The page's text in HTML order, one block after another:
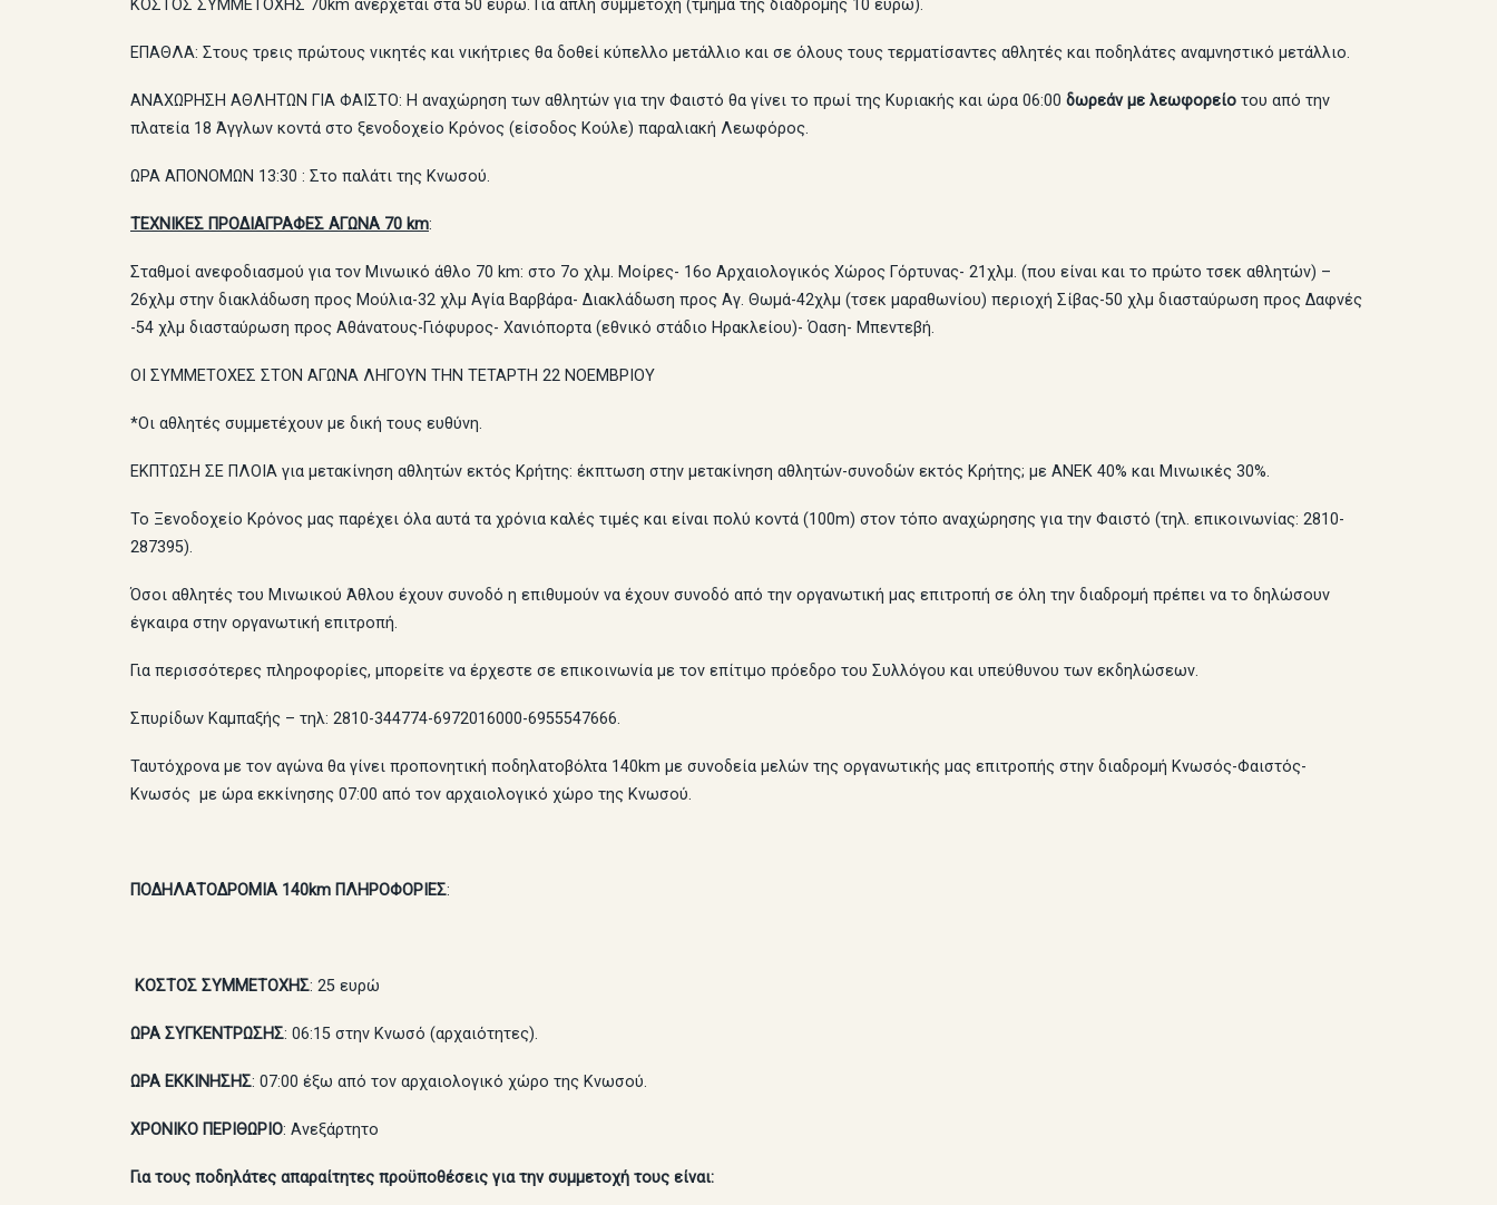
ΚΟΣΤΟΣ ΣΥΜΜΕΤΟΧΗΣ 70km ανέρχεται στα 50 ευρώ. Για απλή συμμετοχή (τμήμα της διαδρομής 10 ευρώ).
ΕΠΑΘΛΑ: Στους τρεις πρώτους νικητές και νικήτριες θα δοθεί κύπελλο μετάλλιο και σε όλους τους τερματίσαντες αθλητές και ποδηλάτες αναμνηστικό μετάλλιο.
ΑΝΑΧΩΡΗΣΗ ΑΘΛΗΤΩΝ ΓΙΑ ΦΑΙΣΤΟ: Η αναχώρηση των αθλητών για την Φαιστό θα γίνει το πρωί της Κυριακής και ώρα 06:00 δωρεάν με λεωφορείο του από την
πλατεία 18 Άγγλων κοντά στο ξενοδοχείο Κρόνος (είσοδος Κούλε) παραλιακή Λεωφόρος.
ΩΡΑ ΑΠΟΝΟΜΩΝ 13:30 : Στο παλάτι της Κνωσού.
ΤΕΧΝΙΚΕΣ ΠΡΟΔΙΑΓΡΑΦΕΣ ΑΓΩΝΑ 70 km:
Σταθμοί ανεφοδιασμού για τον Μινωικό άθλο 70 km: στο 7ο χλμ. Μοίρες- 16ο Αρχαιολογικός Χώρος Γόρτυνας- 21χλμ. (που είναι και το πρώτο τσεκ αθλητών) –
26χλμ στην διακλάδωση προς Μούλια-32 χλμ Αγία Βαρβάρα- Διακλάδωση προς Αγ. Θωμά-42χλμ (τσεκ μαραθωνίου) περιοχή Σίβας-50 χλμ διασταύρωση προς Δαφνές
-54 χλμ διασταύρωση προς Αθάνατους-Γιόφυρος- Χανιόπορτα (εθνικό στάδιο Ηρακλείου)- Όαση- Μπεντεβή.
ΟΙ ΣΥΜΜΕΤΟΧΕΣ ΣΤΟΝ ΑΓΩΝΑ ΛΗΓΟΥΝ ΤΗΝ ΤΕΤΑΡΤΗ 22 ΝΟΕΜΒΡΙΟΥ
*Οι αθλητές συμμετέχουν με δική τους ευθύνη.
ΕΚΠΤΩΣΗ ΣΕ ΠΛΟΙΑ για μετακίνηση αθλητών εκτός Κρήτης: έκπτωση στην μετακίνηση αθλητών-συνοδών εκτός Κρήτης; με ΑΝΕΚ 40% και Μινωικές 30%.
Το Ξενοδοχείο Κρόνος μας παρέχει όλα αυτά τα χρόνια καλές τιμές και είναι πολύ κοντά (100m) στον τόπο αναχώρησης για την Φαιστό (τηλ. επικοινωνίας: 2810-
287395).
Όσοι αθλητές του Μινωικού Άθλου έχουν συνοδό η επιθυμούν να έχουν συνοδό από την οργανωτική μας επιτροπή σε όλη την διαδρομή πρέπει να το δηλώσουν
έγκαιρα στην οργανωτική επιτροπή.
Για περισσότερες πληροφορίες, μπορείτε να έρχεστε σε επικοινωνία με τον επίτιμο πρόεδρο του Συλλόγου και υπεύθυνου των εκδηλώσεων.
Σπυρίδων Καμπαξής – τηλ: 2810-344774-6972016000-6955547666.
Ταυτόχρονα με τον αγώνα θα γίνει προπονητική ποδηλατοβόλτα 140km με συνοδεία μελών της οργανωτικής μας επιτροπής στην διαδρομή Κνωσός-Φαιστός-
Κνωσός με ώρα εκκίνησης 07:00 από τον αρχαιολογικό χώρο της Κνωσού.
ΠΟΔΗΛΑΤΟΔΡΟΜΙΑ 140km ΠΛΗΡΟΦΟΡΙΕΣ:
ΚΟΣΤΟΣ ΣΥΜΜΕΤΟΧΗΣ: 25 ευρώ
ΩΡΑ ΣΥΓΚΕΝΤΡΩΣΗΣ: 06:15 στην Κνωσό (αρχαιότητες).
ΩΡΑ ΕΚΚΙΝΗΣΗΣ: 07:00 έξω από τον αρχαιολογικό χώρο της Κνωσού.
ΧΡΟΝΙΚΟ ΠΕΡΙΘΩΡΙΟ: Ανεξάρτητο
Για τους ποδηλάτες απαραίτητες προϋποθέσεις για την συμμετοχή τους είναι: